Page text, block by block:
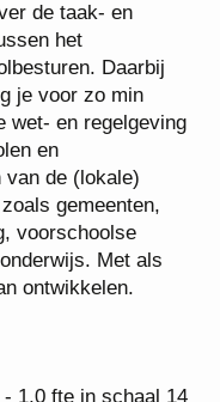
voor heldere
het
Daarbij
je voor zo min
en
je scholen en
van de (lokale)
gemeenten,
voorschoolse
Met als